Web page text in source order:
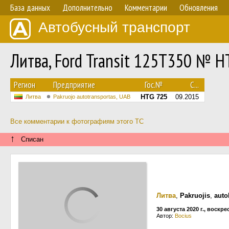
База данных Дополнительно Комментарии Обновления
Автобусный транспорт
Литва, Ford Transit 125T350 №
Регион Предприятие Гос.№ С...
Литва Pakruojo autotransportas, UAB HTG 725 09.2015
Все комментарии к фотографиям этого ТС
↑ Списан
Литва, Pakruojis,
30 августа 2020 г.,
Автор: Bocius